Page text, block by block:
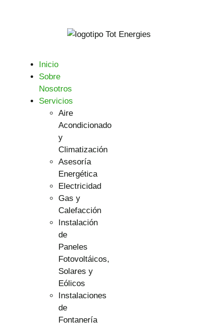
Inicio
Sobre
Nosotros
Servicios
Aire
Acondicionado
y
Climatización
Asesoría
Energética
Electricidad
Gas y
Calefacción
Instalación
de
Paneles
Fotovoltáicos,
Solares y
Eólicos
Instalaciones
de
Fontanería